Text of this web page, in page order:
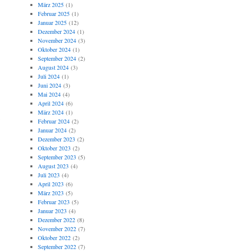
März 2025(1)
Februar 2025(1)
Januar 2025(12)
Dezember 2024(1)
November 2024(3)
Oktober 2024(1)
September 2024(2)
August 2024(3)
Juli 2024(1)
Juni 2024(3)
Mai 2024(4)
April 2024(6)
März 2024(1)
Februar 2024(2)
Januar 2024(2)
Dezember 2023 (2)
Oktober 2023 (2)
September 2023 (5)
August 2023 (4)
Juli 2023 (4)
April 2023 (6)
März 2023 (5)
Februar 2023 (5)
Januar 2023 (4)
Dezember 2022(8)
November 2022(7)
Oktober 2022(2)
September 2022(7)